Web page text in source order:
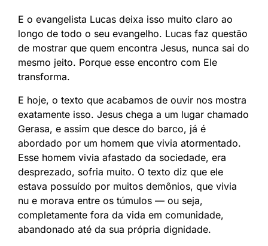
E o evangelista Lucas deixa isso muito claro ao
longo de todo o seu evangelho. Lucas faz questão
de mostrar que quem encontra Jesus, nunca sai do
mesmo jeito. Porque esse encontro com Ele
transforma.
E hoje, o texto que acabamos de ouvir nos mostra
exatamente isso. Jesus chega a um lugar chamado
Gerasa, e assim que desce do barco, já é
abordado por um homem que vivia atormentado.
Esse homem vivia afastado da sociedade, era
desprezado, sofria muito. O texto diz que ele
estava possuído por muitos demônios, que vivia
nu e morava entre os túmulos — ou seja,
completamente fora da vida em comunidade,
abandonado até da sua própria dignidade.